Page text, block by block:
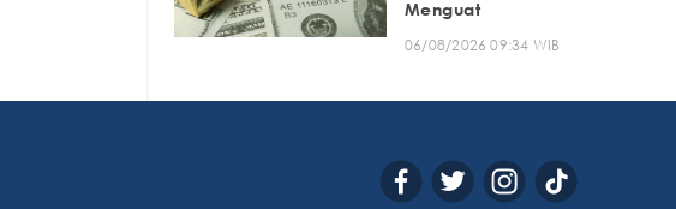
Menguat
06/08/2026 09:34 WIB